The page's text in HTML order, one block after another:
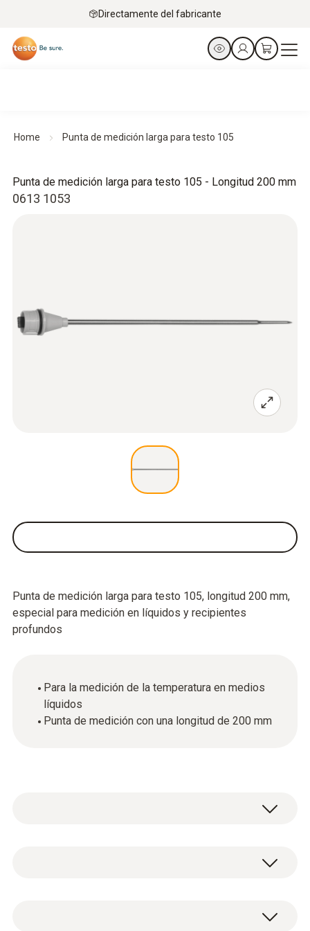
Directamente del fabricante
Home Punta de medición larga para testo 105
0613 1053
Punta de medición larga para testo 105 - Longitud 200 mm
Punta de medición larga para testo 105, longitud 200 mm,
especial para medición en líquidos y recipientes
profundos
Para la medición de la temperatura en medios
líquidos
Punta de medición con una longitud de 200 mm
La punta de medición con una longitud de 200
de la temperatura en medios líquidos (p. ej. en